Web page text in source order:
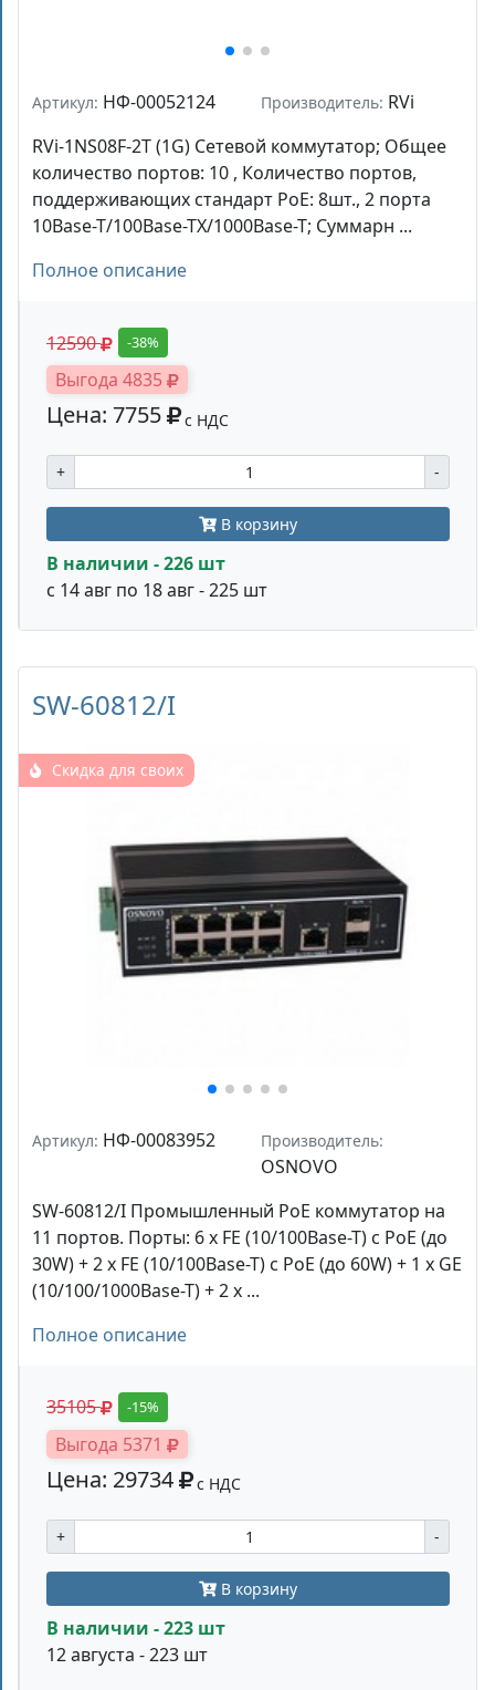
Артикул: НФ-00052124 Производитель: RVi
RVi-1NS08F-2T (1G) Сетевой коммутатор; Общее
количество портов: 10 , Количество портов,
поддерживающих стандарт PoE: 8шт., 2 порта
10Base-T/100Base-TX/1000Base-T; Суммарн ...
Полное описание
12590 -38%
Выгода 4835
Цена: 7755 с НДС
+ -
В корзину
В наличии - 226 шт
с 14 авг по 18 авг - 225 шт
SW-60812/I
Скидка для своих
Артикул: НФ-00083952 Производитель:
OSNOVO
SW-60812/I Промышленный PoE коммутатор на
11 портов. Порты: 6 x FE (10/100Base-T) с PoE (до
30W) + 2 x FE (10/100Base-T) с PoE (до 60W) + 1 x GE
(10/100/1000Base-T) + 2 x ...
Полное описание
35105 -15%
Выгода 5371
Цена: 29734 с НДС
+ -
В корзину
В наличии - 223 шт
12 августа - 223 шт